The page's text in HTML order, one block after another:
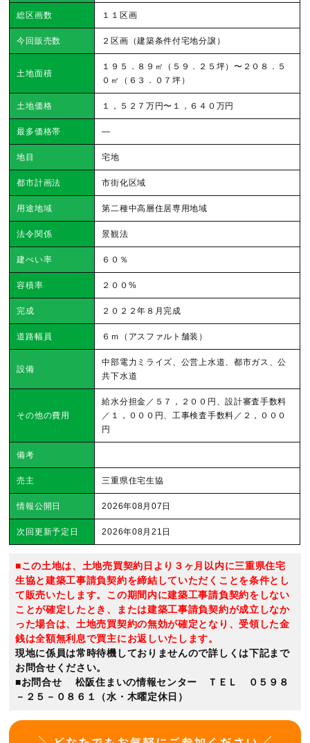
総区画数 １１区画
今回販売数 ２区画（建築条件付宅地分譲）
土地面積
１９５．８９㎡（５９．２５坪）〜２０８．５
０㎡（６３．０７坪）
土地価格 １，５２７万円〜１，６４０万円
最多価格帯 ―
地目 宅地
都市計画法 市街化区域
用途地域 第二種中高層住居専用地域
法令関係 景観法
建ぺい率 ６０％
容積率 ２００%
完成 ２０２２年８月完成
道路幅員 ６ｍ（アスファルト舗装）
設備
中部電力ミライズ、公営上水道、都市ガス、公
共下水道
その他の費用
給水分担金／５７，２００円、設計審査手数料
／１，０００円、工事検査手数料／２，０００
円
備考
売主 三重県住宅生協
情報公開日 2026年08月07日
次回更新予定日 2026年08月21日
■この土地は、土地売買契約日より３ヶ月以内に三重県住宅
生協と建築工事請負契約を締結していただくことを条件とし
て販売いたします。この期間内に建築工事請負契約をしない
ことが確定したとき、または建築工事請負契約が成立しなか
った場合は、土地売買契約の無効が確定となり、受領した金
銭は全額無利息で買主にお返しいたします。
現地に係員は常時待機しておりませんので詳しくは下記まで
お問合せください。
■お問合せ 松阪住まいの情報センター ＴＥＬ ０５９８
－２５－０８６１（水・木曜定休日）